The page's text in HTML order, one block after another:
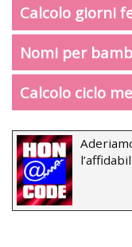
Calcolo giorni
Nomi per
Calcolo ciclo